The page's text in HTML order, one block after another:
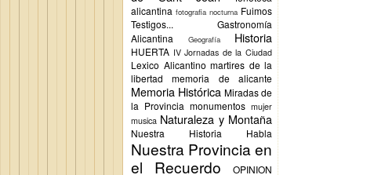
alicantina fotografia nocturna Fuimos
Testigos...
Gastronomía
Alicantina
Geografía Historia
HUERTA IV Jornadas de la Ciudad
Lexico Alicantino martires de la
libertad
memoria de alicante
Memoria Histórica Miradas de
la Provincia monumentos mujer
musica Naturaleza y Montaña
Nuestra Historia Habla
Nuestra Provincia en
el Recuerdo
OPINION